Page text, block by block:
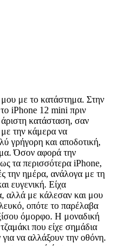
με το κατάστημα. Στην
iPhone 12 mini πριν
κατάσταση, σαν
με την κάμερα να
γρήγορη και αποδοτική,
Όσον αφορά την
τα περισσότερα iPhone,
την ημέρα, ανάλογα με τη
ευγενική. Είχα
αλλά με κάλεσαν και μου
οπότε το παρέλαβα
όμορφο. Η μοναδική
που είχε σημάδια
να αλλάξουν την οθόνη.